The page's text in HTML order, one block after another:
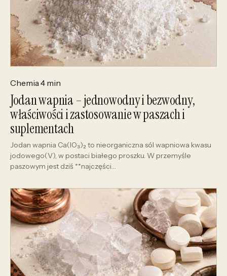
Chemia 4 min
Jodan wapnia – jednowodny i bezwodny,
właściwości i zastosowanie w paszach i
suplementach
Jodan wapnia Ca(IO₃)₂ to nieorganiczna sól wapniowa kwasu
jodowego(V), w postaci białego proszku. W przemyśle
paszowym jest dziś **najczęści…